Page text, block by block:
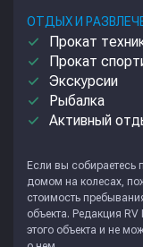
ОТДЫХ И
done Прокат
done Прокат
done Экскурсии
done Рыбалка
done Активный
Если вы собираетесь
домом на колесах,
стоимость
объекта. Редакция RV
этого объекта и не